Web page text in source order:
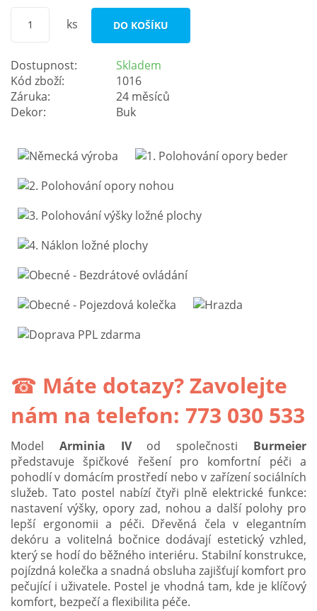
ks DO KOŠÍKU
Dostupnost:
Skladem
Kód zboží:
1016
Záruka:
24 měsíců
Dekor:
Buk
☎ Máte dotazy? Zavolejte
nám na telefon: 773 030 533
Model Arminia IVod společnosti Burmeier
představuje špičkové řešení pro komfortní péči a
pohodlí v domácím prostředí nebo v zařízení sociálních
služeb. Tato postel nabízí čtyři plně elektrické funkce:
nastavení výšky, opory zad, nohou a další polohy pro
lepší ergonomii a péči. Dřevěná čela v elegantním
dekóru a volitelná bočnice dodávají estetický vzhled,
který se hodí do běžného interiéru. Stabilní konstrukce,
pojízdná kolečka a snadná obsluha zajišťují komfort pro
pečující i uživatele. Postel je vhodná tam, kde je klíčový
komfort, bezpečí a flexibilita péče.